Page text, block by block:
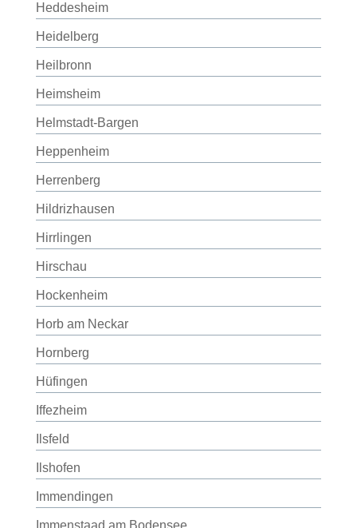
Heddesheim
Heidelberg
Heilbronn
Heimsheim
Helmstadt-Bargen
Heppenheim
Herrenberg
Hildrizhausen
Hirrlingen
Hirschau
Hockenheim
Horb am Neckar
Hornberg
Hüfingen
Iffezheim
Ilsfeld
Ilshofen
Immendingen
Immenstaad am Bodensee